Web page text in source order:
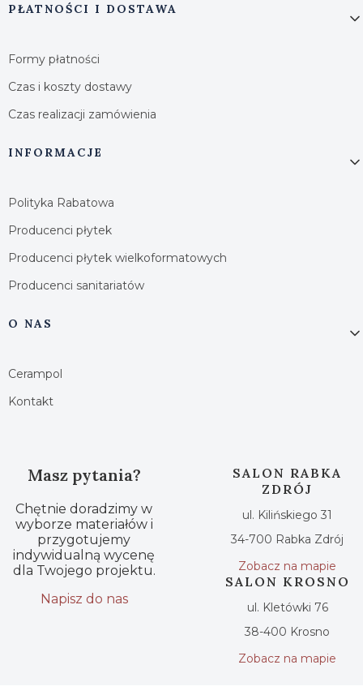
PŁATNOŚCI I DOSTAWA
Formy płatności
Czas i koszty dostawy
Czas realizacji zamówienia
INFORMACJE
Polityka Rabatowa
Producenci płytek
Producenci płytek wielkoformatowych
Producenci sanitariatów
O NAS
Cerampol
Kontakt
Masz pytania?
Chętnie doradzimy w
wyborze materiałów i
przygotujemy
indywidualną wycenę
dla Twojego projektu.
Napisz do nas
SALON RABKA
ZDRÓJ
ul. Kilińskiego 31
34-700 Rabka Zdrój
Zobacz na mapie
SALON KROSNO
ul. Kletówki 76
38-400 Krosno
Zobacz na mapie